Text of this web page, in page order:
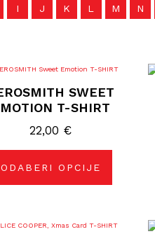
I J K L M N
SWEET
T-SHIRT
22,00 €
ODABERI OPCIJE
Ovaj
ima
varijanti.
se
odabrati
stranici
proizvoda
Ovaj